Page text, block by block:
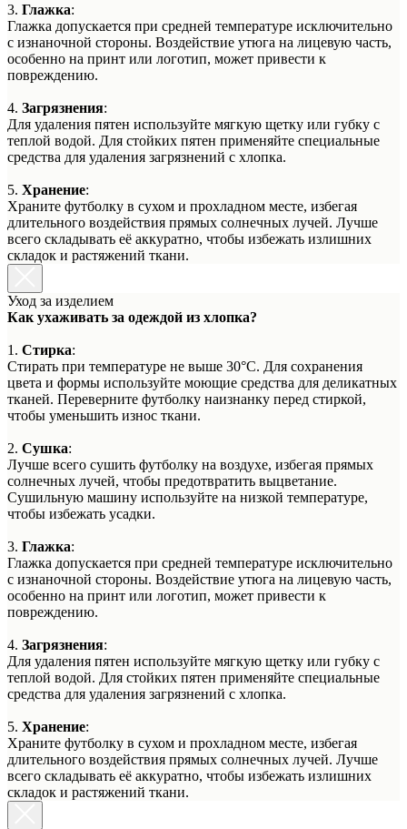
3. Глажка:
Глажка допускается при средней температуре исключительно
с изнаночной стороны. Воздействие утюга на лицевую часть,
особенно на принт или логотип, может привести к
повреждению.
4. Загрязнения:
Для удаления пятен используйте мягкую щетку или губку с
теплой водой. Для стойких пятен применяйте специальные
средства для удаления загрязнений с хлопка.
5. Хранение:
Храните футболку в сухом и прохладном месте, избегая
длительного воздействия прямых солнечных лучей. Лучше
всего складывать её аккуратно, чтобы избежать излишних
складок и растяжений ткани.
Уход за изделием
Как ухаживать за одеждой из хлопка?
1. Стирка:
Стирать при температуре не выше 30°C. Для сохранения
цвета и формы используйте моющие средства для деликатных
тканей. Переверните футболку наизнанку перед стиркой,
чтобы уменьшить износ ткани.
2. Сушка:
Лучше всего сушить футболку на воздухе, избегая прямых
солнечных лучей, чтобы предотвратить выцветание.
Сушильную машину используйте на низкой температуре,
чтобы избежать усадки.
3. Глажка:
Глажка допускается при средней температуре исключительно
с изнаночной стороны. Воздействие утюга на лицевую часть,
особенно на принт или логотип, может привести к
повреждению.
4. Загрязнения:
Для удаления пятен используйте мягкую щетку или губку с
теплой водой. Для стойких пятен применяйте специальные
средства для удаления загрязнений с хлопка.
5. Хранение:
Храните футболку в сухом и прохладном месте, избегая
длительного воздействия прямых солнечных лучей. Лучше
всего складывать её аккуратно, чтобы избежать излишних
складок и растяжений ткани.